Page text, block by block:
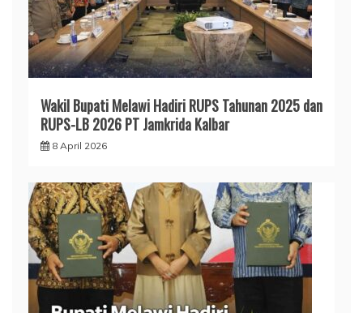
Wakil Bupati Melawi Hadiri RUPS Tahunan 2025 dan
RUPS-LB 2026 PT Jamkrida Kalbar
8 April 2026